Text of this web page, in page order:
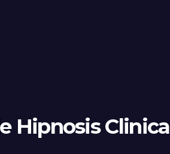
Hipnosis Clinica